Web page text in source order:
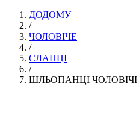
ДОДОМУ
/
ЧОЛОВІЧЕ
/
СЛАНЦI
/
ШЛЬОПАНЦІ ЧОЛОВІЧІ